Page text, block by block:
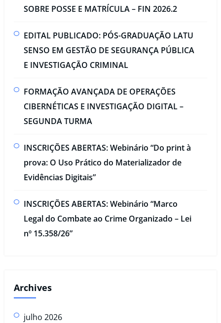
SOBRE POSSE E MATRÍCULA – FIN 2026.2
EDITAL PUBLICADO: PÓS-GRADUAÇÃO LATU
SENSO EM GESTÃO DE SEGURANÇA PÚBLICA
E INVESTIGAÇÃO CRIMINAL​
FORMAÇÃO AVANÇADA DE OPERAÇÕES
CIBERNÉTICAS E INVESTIGAÇÃO DIGITAL –
SEGUNDA TURMA​
INSCRIÇÕES ABERTAS: Webinário “Do print à
prova: O Uso Prático do Materializador de
Evidências Digitais”​
INSCRIÇÕES ABERTAS: Webinário “Marco
Legal do Combate ao Crime Organizado – Lei
nº 15.358/26”
Archives
julho 2026